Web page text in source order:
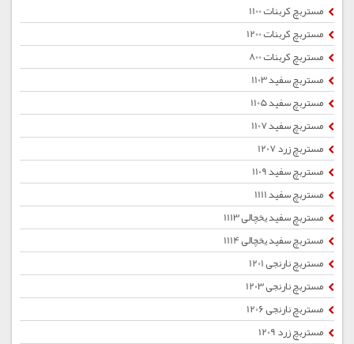
مستربچ کربنات 1100
مستربچ کربنات 1200
مستربچ کربنات 800
مستربچ سفید 1103
مستربچ سفید 1105
مستربچ سفید 1107
مستربچ زرد 1207
مستربچ سفید 1109
مستربچ سفید 1111
مستربچ سفید یخچالی 1113
مستربچ سفید یخچالی 1114
مستربچ نارنجی 1201
مستربچ نارنجی 1203
مستربچ نارنجی 1206
مستربچ زرد 1209